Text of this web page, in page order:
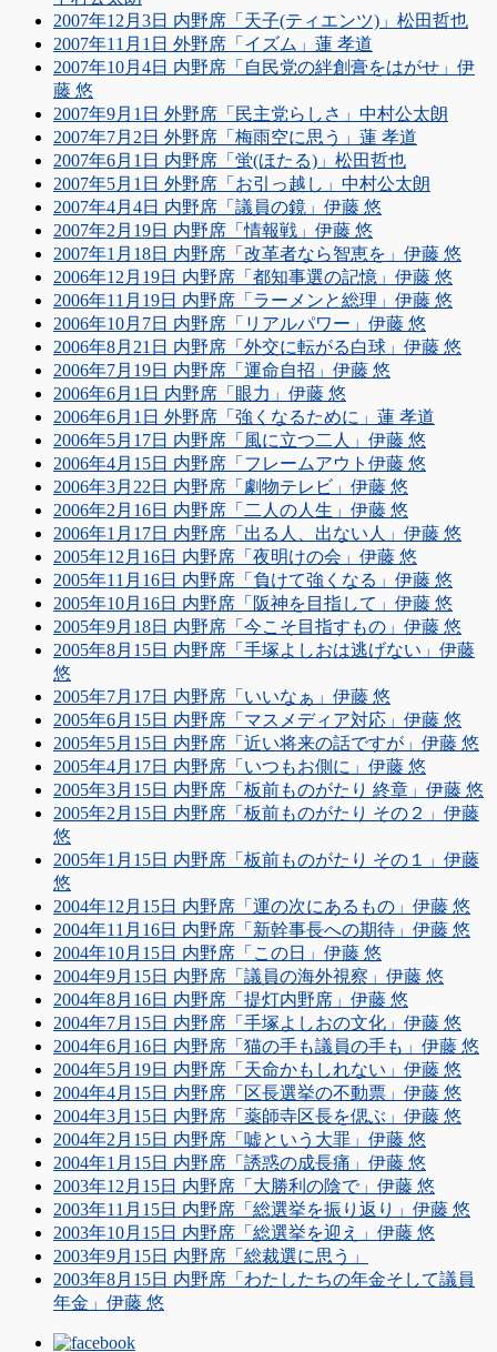
2007年12月3日 内野席「天子(ティエンツ)」松田哲也
2007年11月1日 外野席「イズム」蓮 孝道
2007年10月4日 内野席「自民党の絆創膏をはがせ」伊
藤 悠
2007年9月1日 外野席「民主党らしさ」中村公太朗
2007年7月2日 外野席「梅雨空に思う」蓮 孝道
2007年6月1日 内野席「蛍(ほたる)」松田哲也
2007年5月1日 外野席「お引っ越し」中村公太朗
2007年4月4日 内野席「議員の鏡」伊藤 悠
2007年2月19日 内野席「情報戦」伊藤 悠
2007年1月18日 内野席「改革者なら智恵を」伊藤 悠
2006年12月19日 内野席「都知事選の記憶」伊藤 悠
2006年11月19日 内野席「ラーメンと総理」伊藤 悠
2006年10月7日 内野席「リアルパワー」伊藤 悠
2006年8月21日 内野席「外交に転がる白球」伊藤 悠
2006年7月19日 内野席「運命自招」伊藤 悠
2006年6月1日 内野席「眼力」伊藤 悠
2006年6月1日 外野席「強くなるために」蓮 孝道
2006年5月17日 内野席「風に立つ二人」伊藤 悠
2006年4月15日 内野席「フレームアウト伊藤 悠
2006年3月22日 内野席「劇物テレビ」伊藤 悠
2006年2月16日 内野席「二人の人生」伊藤 悠
2006年1月17日 内野席「出る人、出ない人」伊藤 悠
2005年12月16日 内野席「夜明けの会」伊藤 悠
2005年11月16日 内野席「負けて強くなる」伊藤 悠
2005年10月16日 内野席「阪神を目指して」伊藤 悠
2005年9月18日 内野席「今こそ目指すもの」伊藤 悠
2005年8月15日 内野席「手塚よしおは逃げない」伊藤
悠
2005年7月17日 内野席「いいなぁ」伊藤 悠
2005年6月15日 内野席「マスメディア対応」伊藤 悠
2005年5月15日 内野席「近い将来の話ですが」伊藤 悠
2005年4月17日 内野席「いつもお側に」伊藤 悠
2005年3月15日 内野席「板前ものがたり 終章」伊藤 悠
2005年2月15日 内野席「板前ものがたり その２」伊藤
悠
2005年1月15日 内野席「板前ものがたり その１」伊藤
悠
2004年12月15日 内野席「運の次にあるもの」伊藤 悠
2004年11月16日 内野席「新幹事長への期待」伊藤 悠
2004年10月15日 内野席「この日」伊藤 悠
2004年9月15日 内野席「議員の海外視察」伊藤 悠
2004年8月16日 内野席「提灯内野席」伊藤 悠
2004年7月15日 内野席「手塚よしおの文化」伊藤 悠
2004年6月16日 内野席「猫の手も議員の手も」伊藤 悠
2004年5月19日 内野席「天命かもしれない」伊藤 悠
2004年4月15日 内野席「区長選挙の不動票」伊藤 悠
2004年3月15日 内野席「薬師寺区長を偲ぶ」伊藤 悠
2004年2月15日 内野席「嘘という大罪」伊藤 悠
2004年1月15日 内野席「誘惑の成長痛」伊藤 悠
2003年12月15日 内野席「大勝利の陰で」伊藤 悠
2003年11月15日 内野席「総選挙を振り返り」伊藤 悠
2003年10月15日 内野席「総選挙を迎え」伊藤 悠
2003年9月15日 内野席「総裁選に思う」
2003年8月15日 内野席「わたしたちの年金そして議員
年金」伊藤 悠